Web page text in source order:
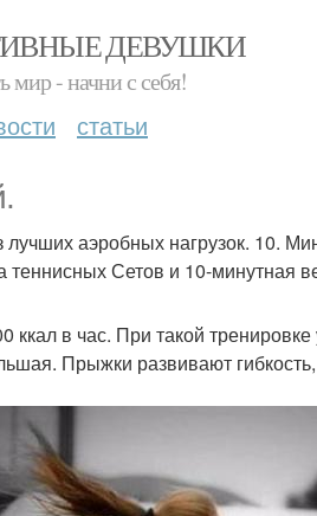
ДЕВУШКИ
мир - начни с себя!
статьи
лучших аэробных нагрузок. 10.
Сетов и 10-минутная
в час. При такой тренировке
Прыжки развивают